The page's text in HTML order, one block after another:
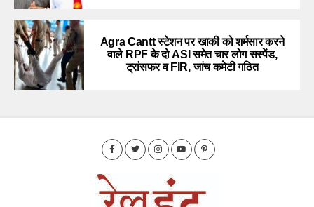
Agra Cantt स्टेशन पर खाकी को शर्मसार करने
वाले RPF के दो ASI समेत चार लोग सस्पेंड,
ट्रांसफर व FIR, जांच कमेटी गठित